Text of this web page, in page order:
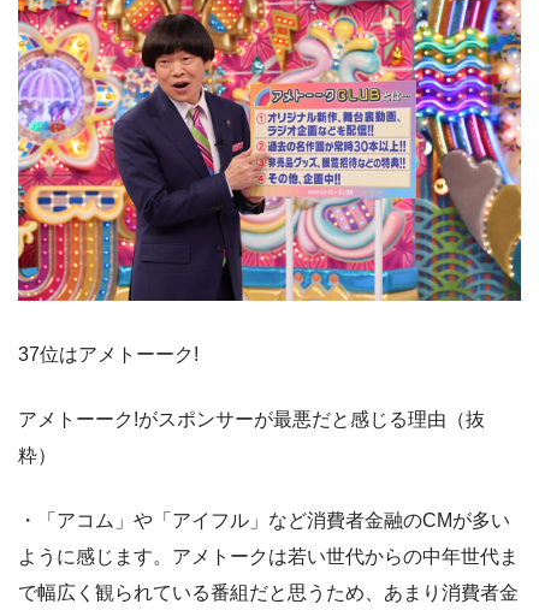
37位はアメトーーク!
アメトーーク!がスポンサーが最悪だと感じる理由（抜
粋）
・「アコム」や「アイフル」など消費者金融のCMが多い
ように感じます。アメトークは若い世代からの中年世代ま
で幅広く観られている番組だと思うため、あまり消費者金